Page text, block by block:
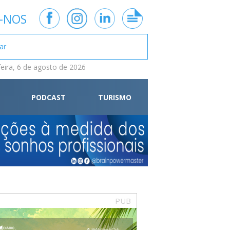
6 de agosto de 2026
PODCAST TURISMO
PUB